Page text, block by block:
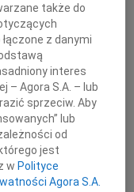
Marlicza
gastroenterologa,
wielkiego serca,
współpracownika
i Bliskim
także do
z danymi
interes
– Agora S.A. – lub
sprzeciw. Aby
lub
od
jest
wPolityce
Agora S.A.